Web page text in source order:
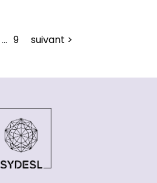
… 9 suivant >